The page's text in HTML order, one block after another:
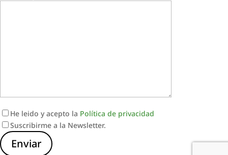
He leido y acepto la Política de privacidad
Suscribirme a la Newsletter.
Enviar